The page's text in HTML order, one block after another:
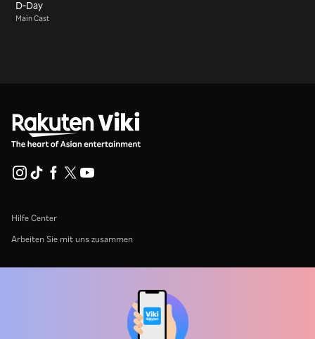
D-Day
Main Cast
Hilfe Center
Arbeiten Sie mit uns zusammen